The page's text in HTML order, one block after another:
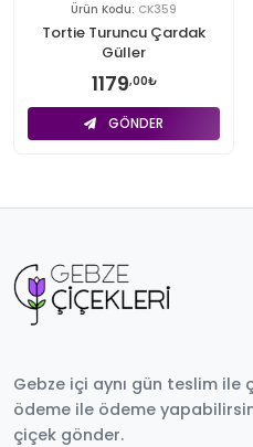
Ürün Kodu: CK359
Tortie Turuncu Çardak
Güller
1179,00₺
GÖNDER
Gebze içi aynı gün teslim ile
ödeme ile ödeme
çiçek gönder.